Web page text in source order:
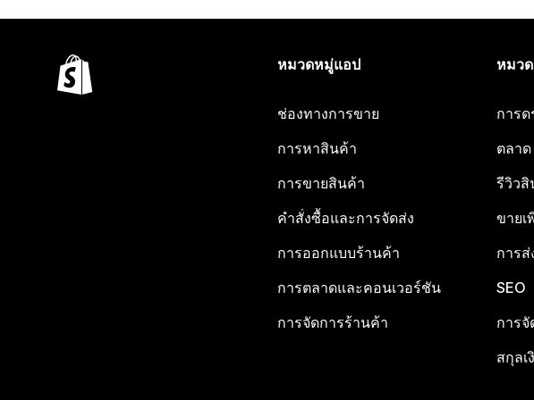
หมวดหมู่แอป
ช่องทางการขาย
การหาสินค้า
การขายสินค้า
คำสั่งซื้อและการจัดส่ง
การออกแบบร้านค้า
การตลาดและคอนเวอร์ชัน
การจัดการร้านค้า
หมว
การ
ตลาด
รีวิว
ขายเ
การส่
SEO
การจั
สกุลเ